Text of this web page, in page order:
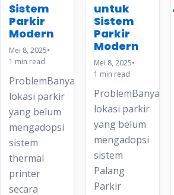
Sistem
Parkir
Modern
Mei 8, 2025•
1 min read
ProblemBanyak
lokasi parkir
yang belum
mengadopsi
sistem
thermal
printer
secara
untuk
Sistem
Parkir
Modern
Mei 8, 2025•
1 min read
ProblemBanyak
lokasi parkir
yang belum
mengadopsi
sistem
Palang
Parkir